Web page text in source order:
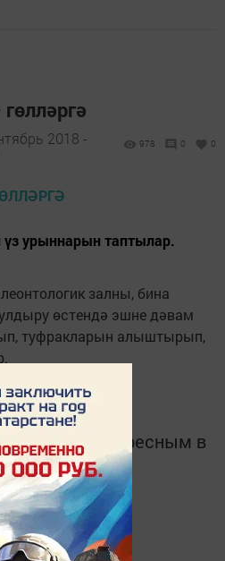
2018 -
978 0 0
үз урыннарын таптылар.
залны, бина
өстендә эшне дәвам
туфракларын алыштырып,
и интересным в
в